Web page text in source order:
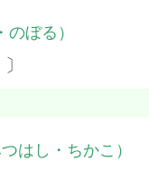
のぼる）
つはし・ちかこ）